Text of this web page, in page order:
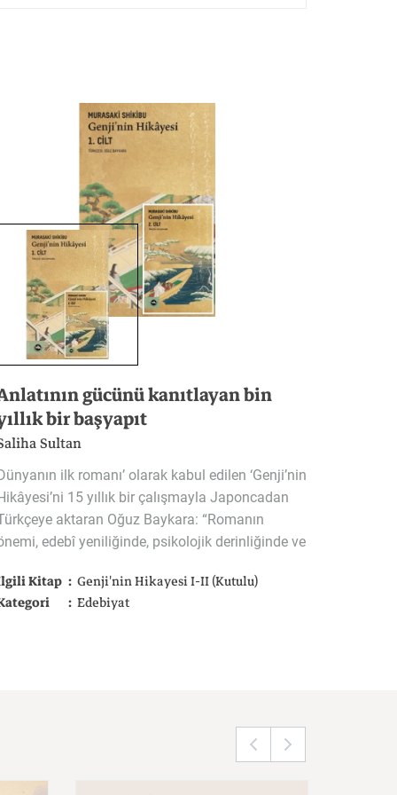
gücünü kanıtlayan bin
bir başyapıt
Sultan
ilk romanı’ olarak kabul edilen ‘Genji’nin
15 yıllık bir çalışmayla Japoncadan
aktaran Oğuz Baykara: “Romanın
edebî yeniliğinde, psikolojik derinliğinde ve
Kitap
Genji'nin Hikayesi I-II (Kutulu)
Edebiyat